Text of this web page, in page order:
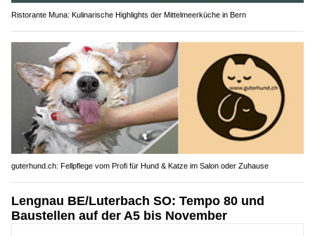
Ristorante Muna: Kulinarische Highlights der Mittelmeerküche in Bern
guterhund.ch: Fellpflege vom Profi für Hund & Katze im Salon oder Zuhause
Lengnau BE/Luterbach SO: Tempo 80 und
Baustellen auf der A5 bis November